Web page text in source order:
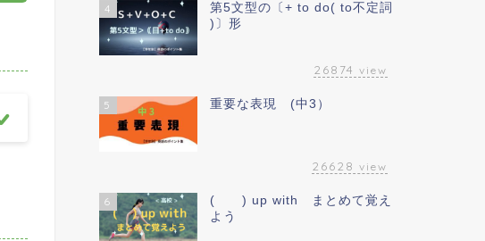
4
第5文型の〔+ to do( to不定詞
)〕形
26874 view
5 重要な表現 (中3）
26628 view
6
( ) up with まとめて覚え
よう